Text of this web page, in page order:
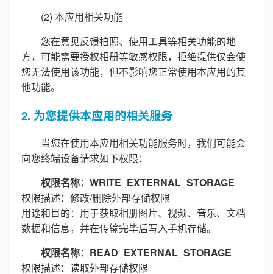
(2) 本应用相关功能
您在意见反馈拍照、使用工具等相关功能的地
方，可能需要授权相册等敏感权限，拒绝提供仅会使
您无法使用该功能，但不影响您正常使用本应用的其
他功能。
2. 为您提供本应用的相关服务
当您在使用本应用相关功能服务时，我们可能会
向您终端设备请求如下权限：
权限名称：WRITE_EXTERNAL_STORAGE
权限描述：修改/删除外部存储权限
用途和目的：用于获取相册图片、视频、音乐、文档
数据和信息，并在传输完毕后写入手机存储。
权限名称：READ_EXTERNAL_STORAGE
权限描述：读取外部存储权限